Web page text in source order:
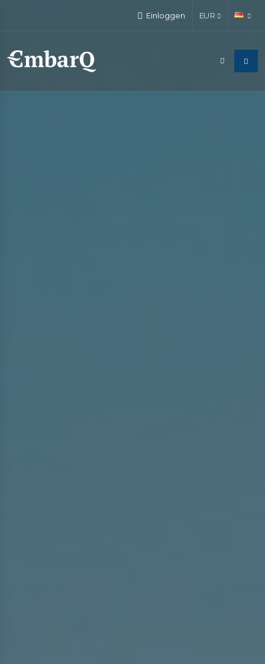
Einloggen EUR